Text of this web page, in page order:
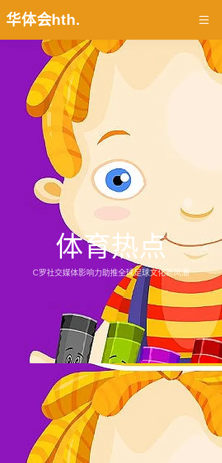
华体会hth.
体育热点
C罗社交媒体影响力助推全球足球文化新风潮